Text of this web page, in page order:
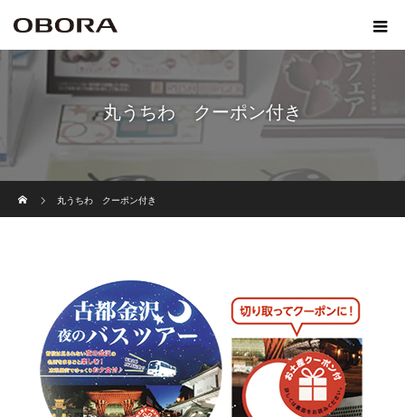
丸うちわ クーポン付き
丸うちわ クーポン付き